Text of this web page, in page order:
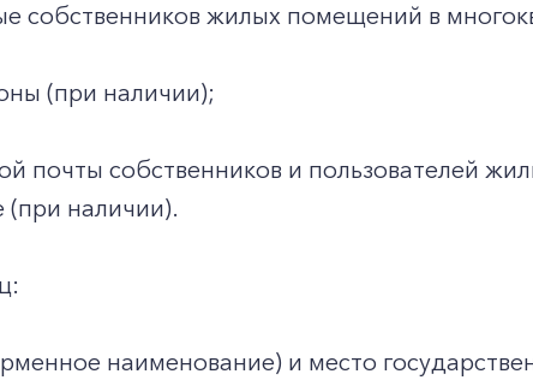
собственников жилых помещений в
(при наличии);
почты собственников и пользователей
наличии).
наименование) и место